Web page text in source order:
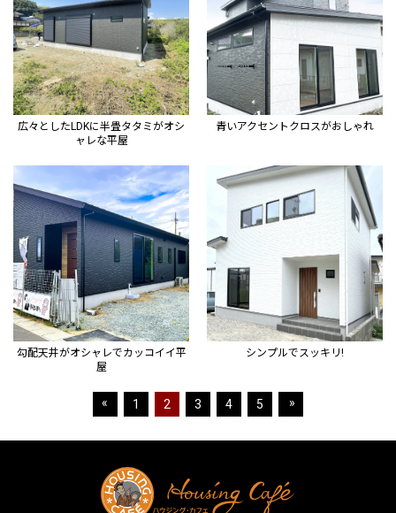
広々としたLDKに半畳タタミがオシ
ャレな平屋
青いアクセントクロスがおしゃれ
勾配天井がオシャレでカッコイイ平
屋
シンプルでスッキリ!
« 1 2 3 4 5 »